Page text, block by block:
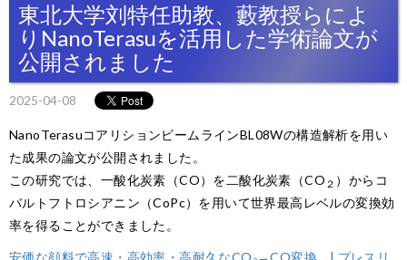
東北大学刘特任助教、藪教授らによ
りNanoTerasuを活用した学術論文が
公開されました
2025-04-08
NanoTerasuコアリションビームラインBL08Wの構造解析を用い
た成果の論文が公開されました。
この研究では、一酸化炭素（CO）を二酸化炭素（CO ２ ）からコ
バルトフトロシアニン（CoPc）を用いて世界最高レベルの変換効
率を得ることができました。
安価な顔料で高速・高効率・高耐久なCO₂→CO変換… | プレスリ